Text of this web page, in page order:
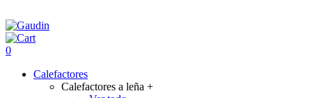
0
Calefactores
Calefactores a leña +